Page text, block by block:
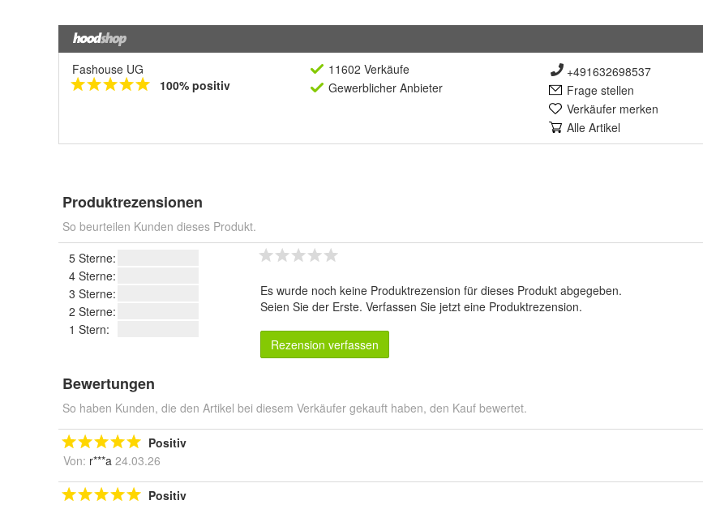
Fashouse UG
100% positiv
11602 Verkäufe
Gewerblicher Anbieter
+491632698537
Frage stellen
Verkäufer merken
Alle Artikel
Produktrezensionen
So beurteilen Kunden dieses Produkt.
5 Sterne:
4 Sterne:
3 Sterne:
2 Sterne:
1 Stern:
Es wurde noch keine Produktrezension für dieses Produkt abgegeben.
Seien Sie der Erste. Verfassen Sie jetzt eine Produktrezension.
Rezension verfassen
Bewertungen
So haben Kunden, die den Artikel bei diesem Verkäufer gekauft haben, den Kauf bewertet.
Positiv
Von: r***a 24.03.26
Positiv